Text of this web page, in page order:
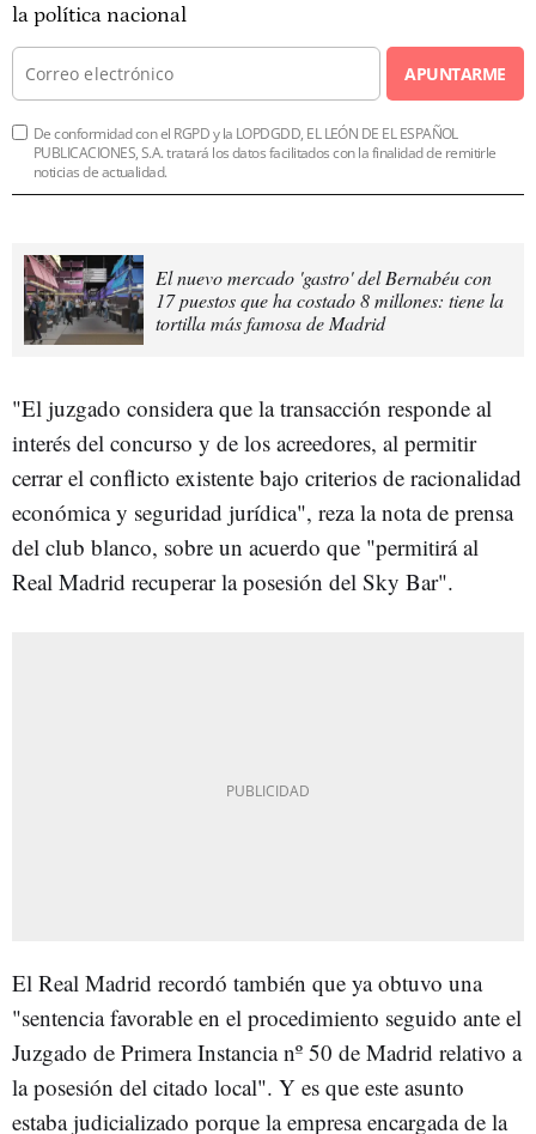
la política nacional
APUNTARME
De conformidad con el RGPD y la LOPDGDD, EL LEÓN DE EL ESPAÑOL
PUBLICACIONES, S.A. tratará los datos facilitados con la finalidad de remitirle
noticias de actualidad.
El nuevo mercado 'gastro' del Bernabéu con
17 puestos que ha costado 8 millones: tiene la
tortilla más famosa de Madrid
"El juzgado considera que la transacción responde al
interés del concurso y de los acreedores, al permitir
cerrar el conflicto existente bajo criterios de racionalidad
económica y seguridad jurídica", reza la nota de prensa
del club blanco, sobre un acuerdo que "permitirá al
Real Madrid recuperar la posesión del Sky Bar".
El Real Madrid recordó también que ya obtuvo una
"sentencia favorable en el procedimiento seguido ante el
Juzgado de Primera Instancia nº 50 de Madrid relativo a
la posesión del citado local". Y es que este asunto
estaba judicializado porque la empresa encargada de la